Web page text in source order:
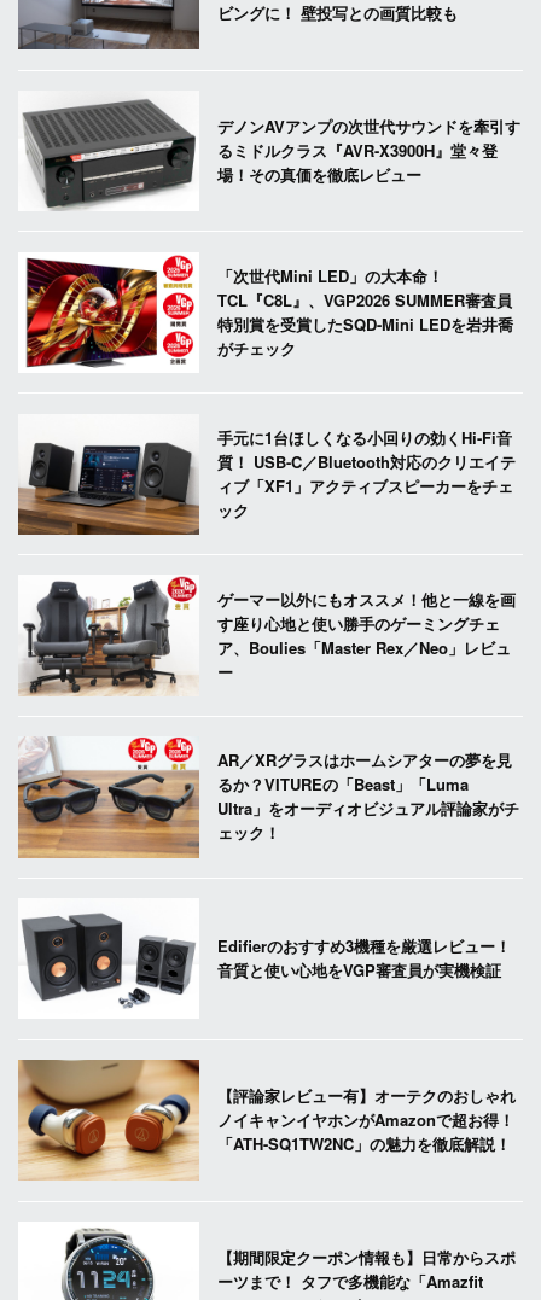
ビングに！ 壁投写との画質比較も
デノンAVアンプの次世代サウンドを牽引す
るミドルクラス『AVR-X3900H』堂々登
場！その真価を徹底レビュー
「次世代Mini LED」の大本命！
TCL『C8L』、VGP2026 SUMMER審査員
特別賞を受賞したSQD-Mini LEDを岩井喬
がチェック
手元に1台ほしくなる小回りの効くHi-Fi音
質！ USB-C／Bluetooth対応のクリエイテ
ィブ「XF1」アクティブスピーカーをチェ
ック
ゲーマー以外にもオススメ！他と一線を画
す座り心地と使い勝手のゲーミングチェ
ア、Boulies「Master Rex／Neo」レビュ
ー
AR／XRグラスはホームシアターの夢を見
るか？VITUREの「Beast」「Luma
Ultra」をオーディオビジュアル評論家がチ
ェック！
Edifierのおすすめ3機種を厳選レビュー！
音質と使い心地をVGP審査員が実機検証
【評論家レビュー有】オーテクのおしゃれ
ノイキャンイヤホンがAmazonで超お得！
「ATH-SQ1TW2NC」の魅力を徹底解説！
【期間限定クーポン情報も】日常からスポ
ーツまで！ タフで多機能な「Amazfit